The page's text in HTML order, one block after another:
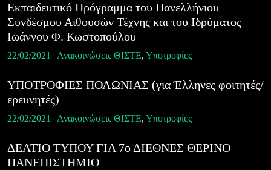
Εκπαιδευτικό Πρόγραμμα τoυ Πανελλήνιου
Συνδέσμου Αιθουσών Τέχνης και του Ιδρύματος
Ιωάννου Φ. Κωστοπούλου
22/02/2021 | Ανακοινώσεις ΘΙΣΤΕ, Υποτροφίες
ΥΠΟΤΡΟΦΙΕΣ ΠΟΛΩΝΙΑΣ (για Έλληνες φοιτητές/
ερευνητές)
22/02/2021 | Ανακοινώσεις ΘΙΣΤΕ, Υποτροφίες
ΔΕΛΤΙΟ ΤΥΠΟΥ ΓΙΑ 7ο ΔΙΕΘΝΕΣ ΘΕΡΙΝΟ
ΠΑΝΕΠΙΣΤΗΜΙΟ